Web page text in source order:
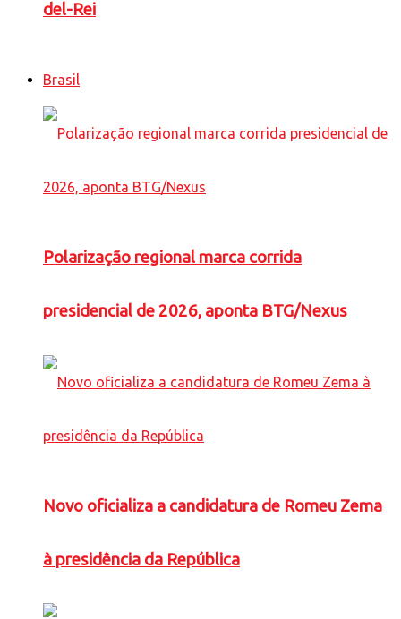
del-Rei
Brasil
Polarização regional marca corrida
presidencial de 2026, aponta BTG/Nexus
Novo oficializa a candidatura de Romeu Zema
à presidência da República